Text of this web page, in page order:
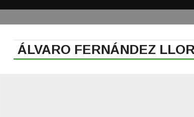
ÁLVARO FERNÁNDEZ